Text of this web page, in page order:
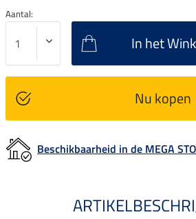
Aantal:
In het
Nu kopen
Beschikbaarheid in de MEGA